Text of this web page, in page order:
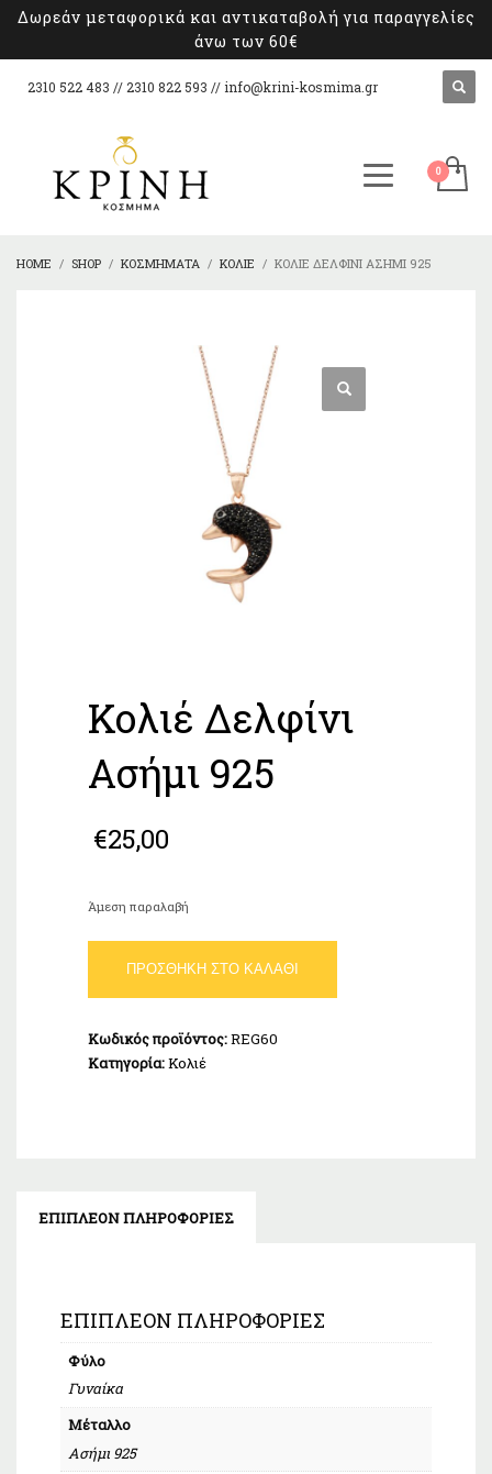
Δωρεάν μεταφορικά και αντικαταβολή για παραγγελίες
άνω των 60€
2310 522 483 // 2310 822 593 // info@krini-kosmima.gr
HOME SHOP ΚΟΣΜΉΜΑΤΑ ΚΟΛΙΈ ΚΟΛΙΈ ΔΕΛΦΊΝΙ ΑΣΉΜΙ 925
Κολιέ Δελφίνι
Ασήμι 925
€25,00
Άμεση παραλαβή
Δελφίνι
Ασήμι
ποσότητα
ΠΡΟΣΘΉΚΗ ΣΤΟ ΚΑΛΆΘΙ
Κωδικός προϊόντος:REG60
Κατηγορία:Κολιέ
ΕΠΙΠΛΈΟΝ ΠΛΗΡΟΦΟΡΊΕΣ
ΕΠΙΠΛΈΟΝ ΠΛΗΡΟΦΟΡΊΕΣ
Φύλο
Γυναίκα
Μέταλλο
Ασήμι 925